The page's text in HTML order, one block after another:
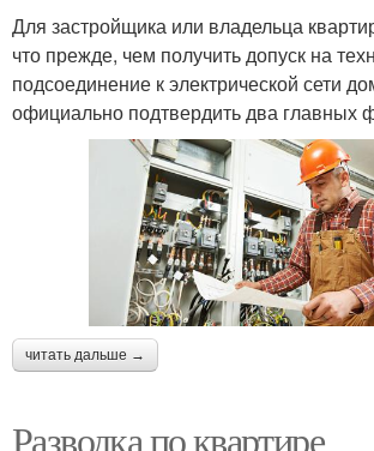
Для застройщика или владельца
что прежде, чем получить допуск на
подсоединение к электрической сети
официально подтвердить два главных
читать дальше →
Разводка по квартире